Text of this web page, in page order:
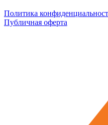
Политика
Публичная оферта